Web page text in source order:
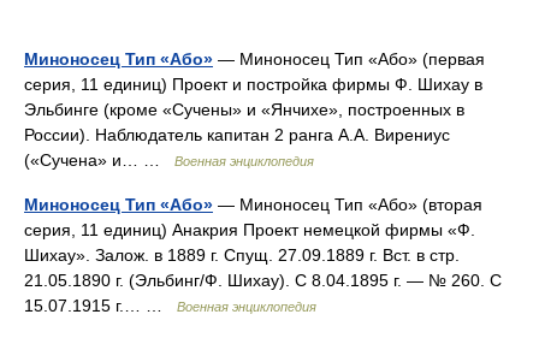
Миноносец Тип «Або» — Миноносец Тип «Або» (первая
серия, 11 единиц) Проект и постройка фирмы Ф. Шихау в
Эльбинге (кроме «Сучены» и «Янчихе», построенных в
России). Наблюдатель капитан 2 ранга А.А. Вирениус
(«Сучена» и… …
Военная энциклопедия
Миноносец Тип «Або» — Миноносец Тип «Або» (вторая
серия, 11 единиц) Анакрия Проект немецкой фирмы «Ф.
Шихау». Залож. в 1889 г. Спущ. 27.09.1889 г. Вст. в стр.
21.05.1890 г. (Эльбинг/Ф. Шихау). С 8.04.1895 г. — № 260. С
15.07.1915 г.… …
Военная энциклопедия